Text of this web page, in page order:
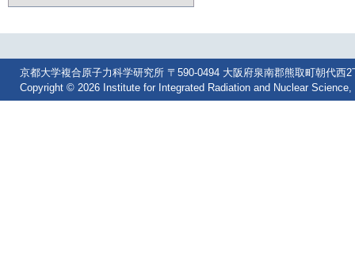
京都大学複合原子力科学研究所 〒590-0494 大阪府泉南郡熊取町朝代西
Copyright © 2026 Institute for Integrated Radiation and Nuclear